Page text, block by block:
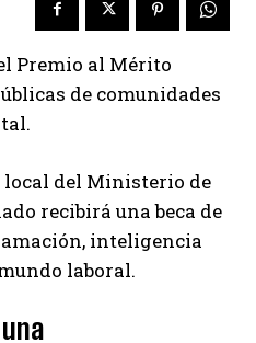
Premio al Mérito
de comunidades
local del Ministerio de
recibirá una beca de
inteligencia
laboral.